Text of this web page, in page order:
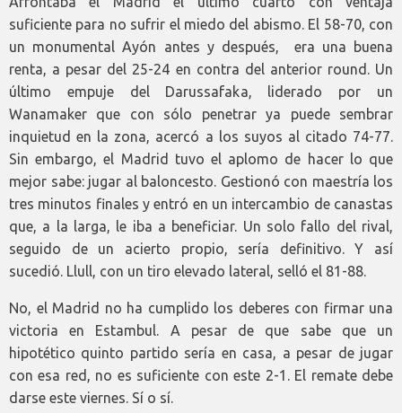
suficiente para no sufrir el miedo del abismo. El 58-70, con
un monumental Ayón antes y después, era una buena
renta, a pesar del 25-24 en contra del anterior round. Un
último empuje del Darussafaka, liderado por un
Wanamaker que con sólo penetrar ya puede sembrar
inquietud en la zona, acercó a los suyos al citado 74-77.
Sin embargo, el Madrid tuvo el aplomo de hacer lo que
mejor sabe: jugar al baloncesto. Gestionó con maestría los
tres minutos finales y entró en un intercambio de canastas
que, a la larga, le iba a beneficiar. Un solo fallo del rival,
seguido de un acierto propio, sería definitivo. Y así
sucedió. Llull, con un tiro elevado lateral, selló el 81-88.
No, el Madrid no ha cumplido los deberes con firmar una
victoria en Estambul. A pesar de que sabe que un
hipotético quinto partido sería en casa, a pesar de jugar
con esa red, no es suficiente con este 2-1. El remate debe
darse este viernes. Sí o sí.